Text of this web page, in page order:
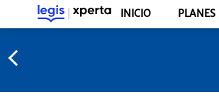
INICIO PLANES